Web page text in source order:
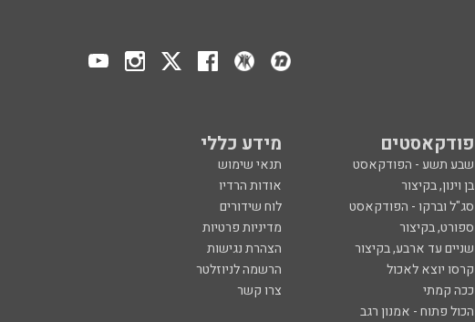
פודקאסטים מידע כללי
שבע תשע - הפודקאסט
תנאי שימוש
בן וינון, בקיצור
אודות הרדיו
סג"ל וברקו - הפודקאסט
לוח שידורים
ספורט, בקיצור
מדיניות פרטיות
שניים עד ארבע, בקיצור
הצהרת נגישות
קרסו יוצא לאכול
הרשמה לניוזלטר
ככה קמתי
צרו קשר
הכול פתוח - אמנון רגב